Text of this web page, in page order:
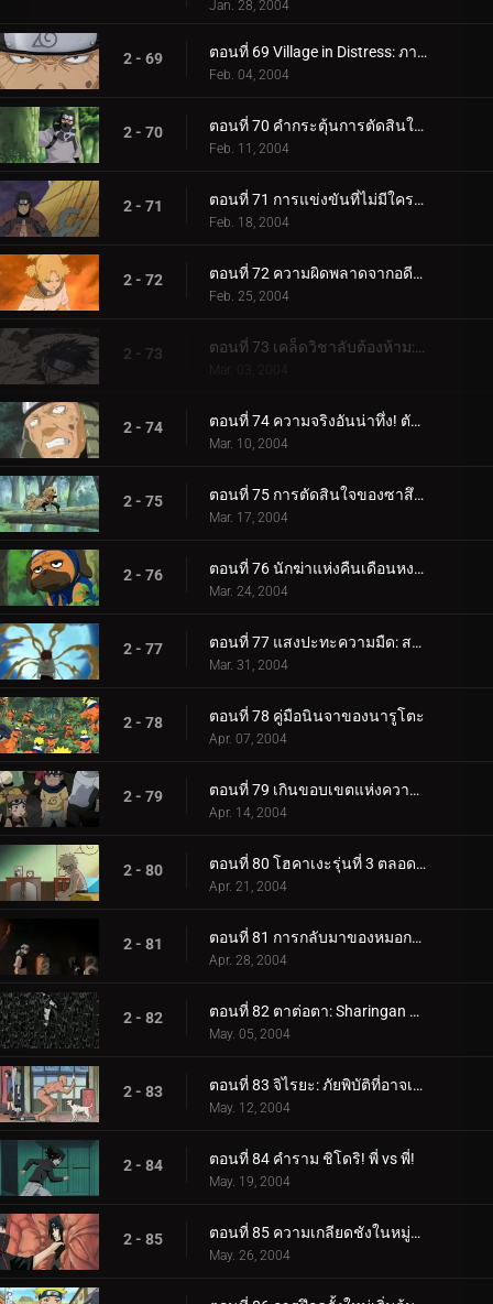
Jan. 28, 2004
2 - 69 ตอนที่ 69 Village in Distress: ภารกิจระดับ A ใหม่!
Feb. 04, 2004
2 - 70 ตอนที่ 70 คำกระตุ้นการตัดสินใจของ Shirker: ไม่ต้องทำอะไรอีกแล้ว!
Feb. 11, 2004
2 - 71 ตอนที่ 71 การแข่งขันที่ไม่มีใครเทียบได้: Hokage Battle Royale!
Feb. 18, 2004
2 - 72 ตอนที่ 72 ความผิดพลาดจากอดีต: เผยใบหน้า!
Feb. 25, 2004
2 - 73
Mar. 03, 2004
2 - 74 ตอนที่ 74 ความจริงอันน่าทึ่ง! ตัวตนของกาอาระปรากฏขึ้น!
Mar. 10, 2004
2 - 75 ตอนที่ 75 การตัดสินใจของซาสึเกะ: ผลักให้ถึงขอบ!
Mar. 17, 2004
2 - 76 ตอนที่ 76 นักฆ่าแห่งคืนเดือนหงาย
Mar. 24, 2004
2 - 77 ตอนที่ 77 แสงปะทะความมืด: สองหน้าของกาอาระ
Mar. 31, 2004
2 - 78 ตอนที่ 78 คู่มือนินจาของนารูโตะ
Apr. 07, 2004
2 - 79 ตอนที่ 79 เกินขอบเขตแห่งความมืดและแสงสว่าง
Apr. 14, 2004
2 - 80 ตอนที่ 80 โฮคาเงะรุ่นที่ 3 ตลอดกาล...
Apr. 21, 2004
2 - 81 ตอนที่ 81 การกลับมาของหมอกยามเช้า
Apr. 28, 2004
2 - 82 ตอนที่ 82 ตาต่อตา: Sharingan กับ Sharingan!
May. 05, 2004
2 - 83 ตอนที่ 83 จิไรยะ: ภัยพิบัติที่อาจเกิดขึ้นของนารูโตะ!
May. 12, 2004
2 - 84 ตอนที่ 84 คำราม ชิโดริ! พี่ vs พี่!
May. 19, 2004
2 - 85 ตอนที่ 85 ความเกลียดชังในหมู่อุจิวะ: คนสุดท้ายของเผ่า
May. 26, 2004